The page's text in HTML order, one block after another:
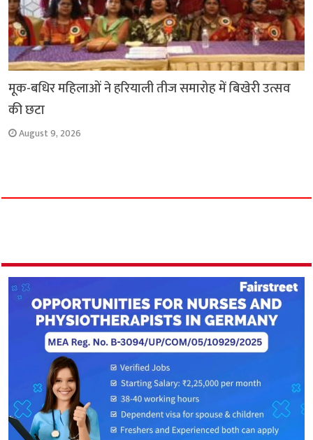
मूक-बधिर महिलाओं ने हरियाली तीज समारोह में बिखेरी उत्सव
की छटा
August 9, 2026